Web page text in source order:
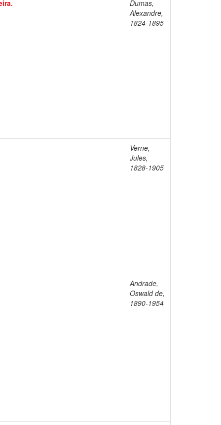
Dumas,
Alexandre,
1824-1895
Verne,
Jules,
1828-1905
Andrade,
Oswald de,
1890-1954